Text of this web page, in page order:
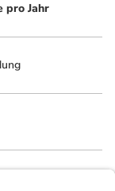
pro Jahr